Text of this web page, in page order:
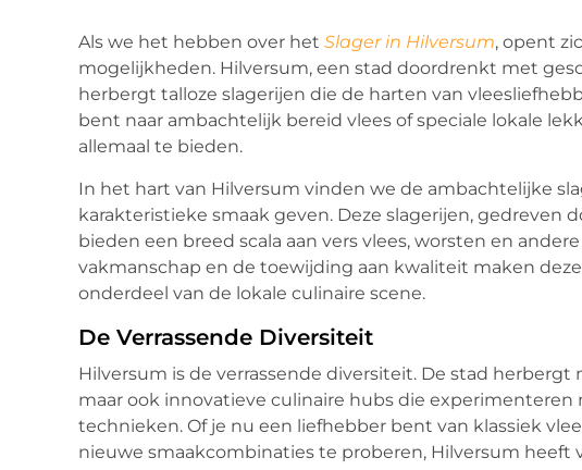
Als we het hebben over het Slager in Hilversum, opent
mogelijkheden. Hilversum, een stad doordrenkt met
herbergt talloze slagerijen die de harten van
bent naar ambachtelijk bereid vlees of speciale lokale
allemaal te bieden.
In het hart van Hilversum vinden we de ambachtelijke
karakteristieke smaak geven. Deze slagerijen, gedreven
bieden een breed scala aan vers vlees, worsten en
vakmanschap en de toewijding aan kwaliteit maken
onderdeel van de lokale culinaire scene.
De Verrassende Diversiteit
Hilversum is de verrassende diversiteit. De stad
maar ook innovatieve culinaire hubs die
technieken. Of je nu een liefhebber bent van klassiek
nieuwe smaakcombinaties te proberen, Hilversum heeft